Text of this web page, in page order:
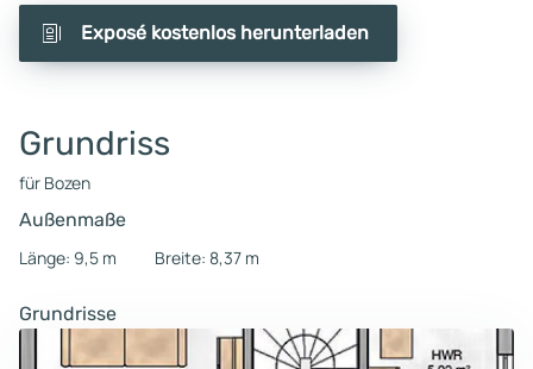
Exposé kostenlos herunterladen
Grundriss
für Bozen
Außenmaße
Länge: 9,5 m
Breite: 8,37 m
Grundrisse